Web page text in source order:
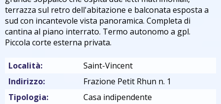
terrazza sul retro dell'abitazione e balconata esposta a
sud con incantevole vista panoramica. Completa di
cantina al piano interrato. Termo autonomo a gpl.
Piccola corte esterna privata.
Località:
Saint-Vincent
Indirizzo:
Frazione Petit Rhun n. 1
Tipologia:
Casa indipendente